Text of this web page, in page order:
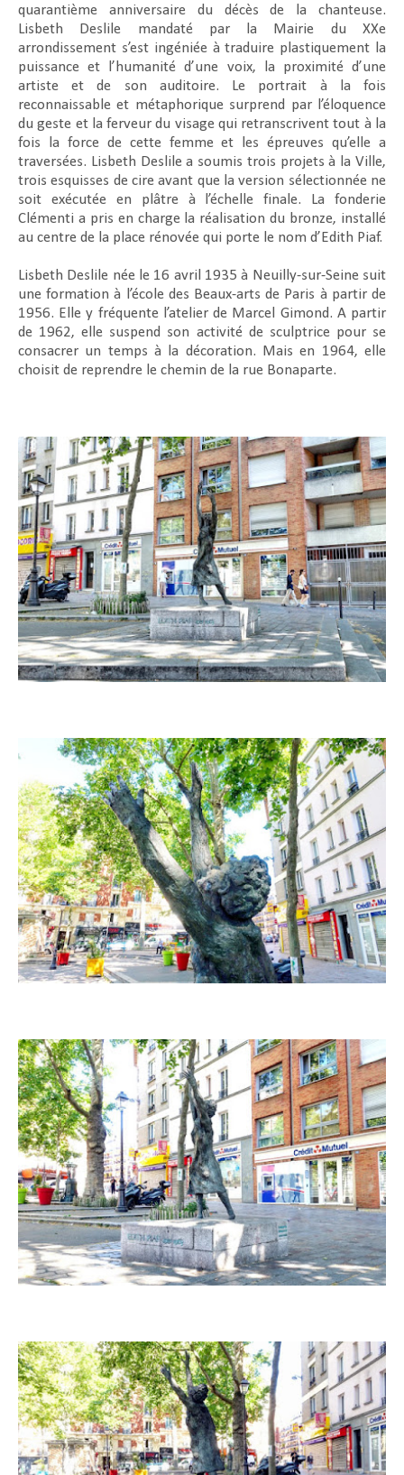
quarantième anniversaire du décès de la chanteuse.
Lisbeth Deslile mandaté par la Mairie du XXe
arrondissement s’est ingéniée à traduire plastiquement la
puissance et l’humanité d’une voix, la proximité d’une
artiste et de son auditoire. Le portrait à la fois
reconnaissable et métaphorique surprend par l’éloquence
du geste et la ferveur du visage qui retranscrivent tout à la
fois la force de cette femme et les épreuves qu’elle a
traversées. Lisbeth Deslile a soumis trois projets à la Ville,
trois esquisses de cire avant que la version sélectionnée ne
soit exécutée en plâtre à l’échelle finale. La fonderie
Clémenti a pris en charge la réalisation du bronze, installé
au centre de la place rénovée qui porte le nom d’Edith Piaf.
Lisbeth Deslile née le 16 avril 1935 à Neuilly-sur-Seine suit
une formation à l’école des Beaux-arts de Paris à partir de
1956. Elle y fréquente l’atelier de Marcel Gimond. A partir
de 1962, elle suspend son activité de sculptrice pour se
consacrer un temps à la décoration. Mais en 1964, elle
choisit de reprendre le chemin de la rue Bonaparte.